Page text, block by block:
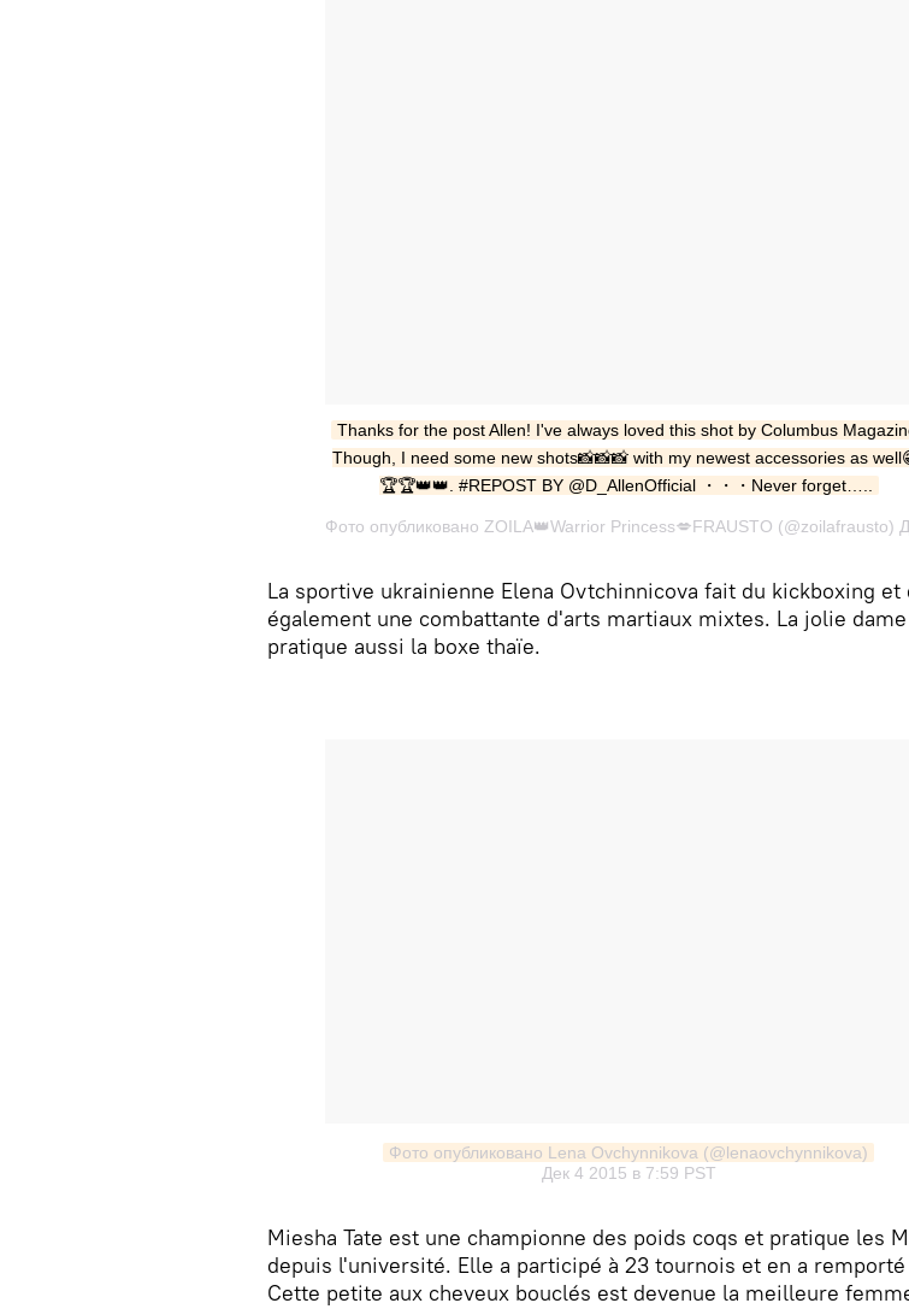
Thanks for the post Allen! I've always loved this shot by Columbus
Though, I need some new shots📸📸📸 with my newest accessories as
🏆🏆👑👑. #REPOST BY @D_AllenOfficial ・・・Never forget…..
La sportive ukrainienne Elena Ovtchinnicova fait du kickboxing et
également une combattante d'arts martiaux mixtes. La jolie dame
pratique aussi la boxe thaïe.
Фото опубликовано Lena Ovchynnikova (@lenaovchynnikova)
Дек 4 2015 в 7:59 PST
Miesha Tate est une championne des poids coqs et pratique les
depuis l'université. Elle a participé à 23 tournois et en a remporté
Cette petite aux cheveux bouclés est devenue la meilleure